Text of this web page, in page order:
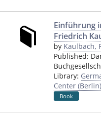
Einführung
Friedrich
by Kaulbach,
Published:
Library:
Center (Berlin)
Book